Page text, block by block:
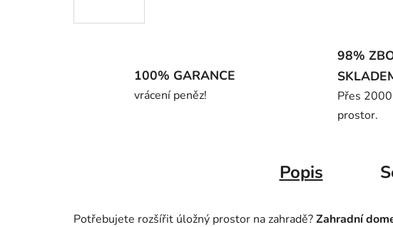
100% GARANCE
vrácení peněz!
98%
Přes
prostor.
Popis
Potřebujete rozšířit úložný prostor na zahradě?Zahradní